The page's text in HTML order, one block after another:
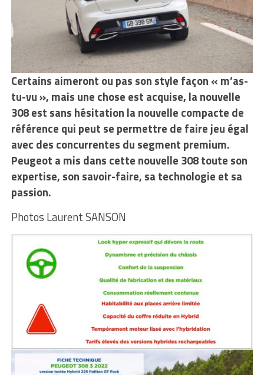
Certains aimeront ou pas son style façon « m’as-
tu-vu », mais une chose est acquise, la nouvelle
308 est sans hésitation la nouvelle compacte de
référence qui peut se permettre de faire jeu égal
avec des concurrentes du segment premium.
Peugeot a mis dans cette nouvelle 308 toute son
expertise, son savoir-faire, sa technologie et sa
passion.
Photos Laurent SANSON